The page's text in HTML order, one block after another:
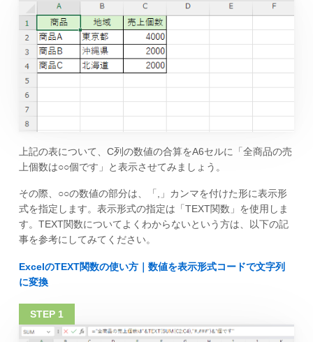
上記の表について、C列の数値の合算をA6セルに「全商品の売
上個数は○○個です」と表示させてみましょう。
その際、○○の数値の部分は、「,」カンマを付けた形に表示形
式を指定します。表示形式の指定は「TEXT関数」を使用しま
す。TEXT関数についてよくわからないという方は、以下の記
事を参考にしてみてください。
ExcelのTEXT関数の使い方｜数値を表示形式コードで文字列
に変換